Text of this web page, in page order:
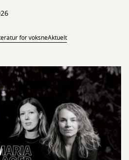
for voksneAktuelt